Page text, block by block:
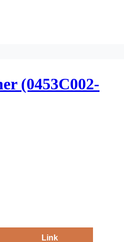
(0453C002-
Link